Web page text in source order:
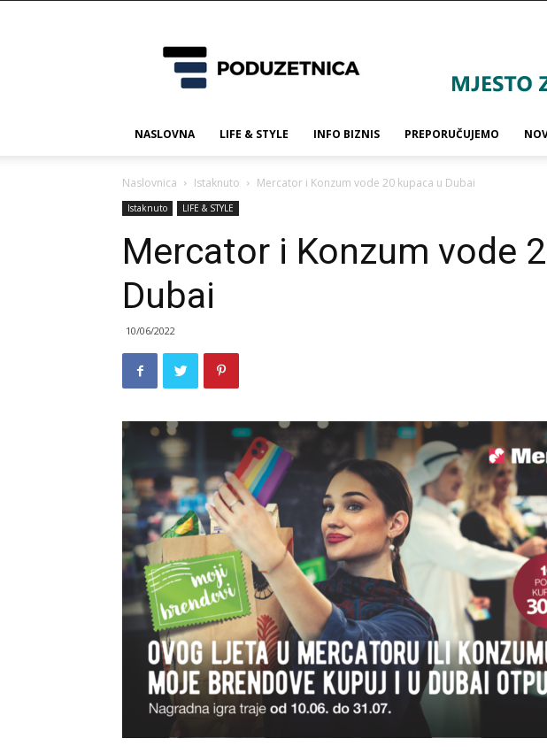
NASLOVNA LIFE & STYLE INFO BIZNIS PREPORUČUJEMO
Naslovnica Istaknuto Mercator i Konzum vode 20 kupaca u Dubai
Istaknuto LIFE & STYLE
Mercator i Konzum vode
Dubai
10/06/2022